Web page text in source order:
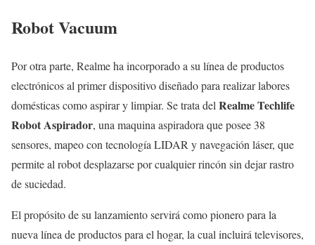
Robot Vacuum
Por otra parte, Realme ha incorporado a su línea de productos
electrónicos al primer dispositivo diseñado para realizar labores
domésticas como aspirar y limpiar. Se trata del Realme Techlife
Robot Aspirador, una maquina aspiradora que posee 38
sensores, mapeo con tecnología LIDAR y navegación láser, que
permite al robot desplazarse por cualquier rincón sin dejar rastro
de suciedad.
El propósito de su lanzamiento servirá como pionero para la
nueva línea de productos para el hogar, la cual incluirá televisores,